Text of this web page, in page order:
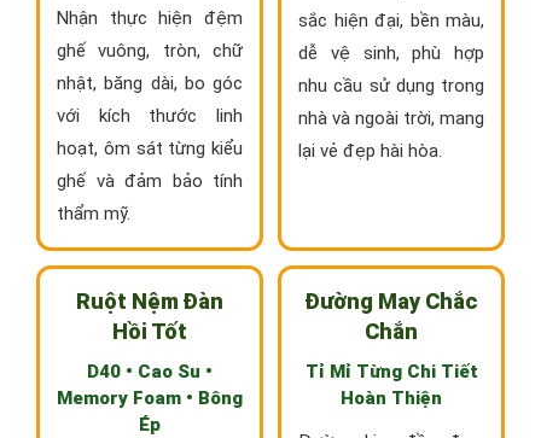
Nhận thực hiện đệm
ghế vuông, tròn, chữ
nhật, băng dài, bo góc
với kích thước linh
hoạt, ôm sát từng kiểu
ghế và đảm bảo tính
thẩm mỹ.
sắc hiện đại, bền màu,
dễ vệ sinh, phù hợp
nhu cầu sử dụng trong
nhà và ngoài trời, mang
lại vẻ đẹp hài hòa.
Ruột Nệm Đàn
Hồi Tốt
D40 • Cao Su •
Memory Foam • Bông
Ép
Đường May Chắc
Chắn
Tỉ Mỉ Từng Chi Tiết
Hoàn Thiện